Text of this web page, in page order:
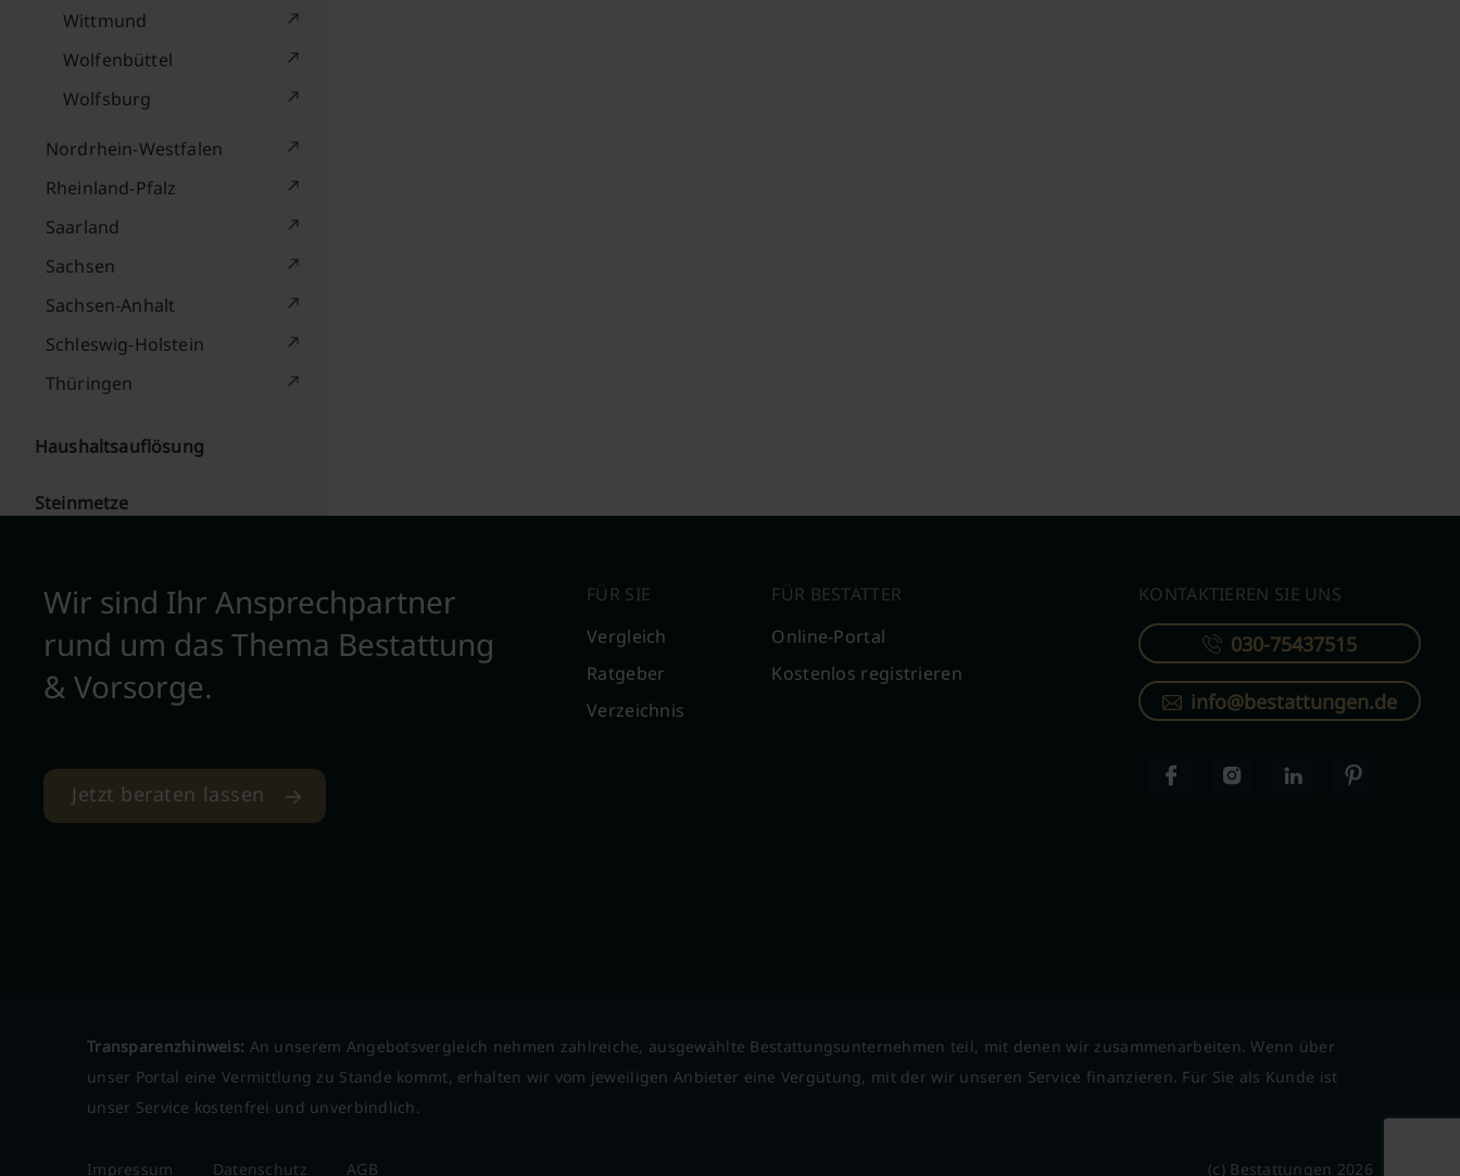
Wittmund
Wolfenbüttel
Wolfsburg
Nordrhein-Westfalen
Rheinland-Pfalz
Saarland
Sachsen
Sachsen-Anhalt
Schleswig-Holstein
Thüringen
Haushaltsauflösung
Steinmetze
Wir sind Ihr Ansprechpartner
rund um das Thema Bestattung
& Vorsorge.
Jetzt beraten lassen
FÜR SIE
Vergleich
Ratgeber
Verzeichnis
FÜR BESTATTER
Online-Portal
Kostenlos registrieren
KONTAKTIEREN SIE UNS
030-75437515
info@bestattungen.de
Transparenzhinweis: An unserem Angebotsvergleich nehmen zahlreiche, ausgewählte Bestattungsunternehmen teil, mit denen wir zusammenarbeiten. Wenn über
unser Portal eine Vermittlung zu Stande kommt, erhalten wir vom jeweiligen Anbieter eine Vergütung, mit der wir unseren Service finanzieren. Für Sie als Kunde ist
unser Service kostenfrei und unverbindlich.
Impressum Datenschutz AGB (c) Bestattungen 2026